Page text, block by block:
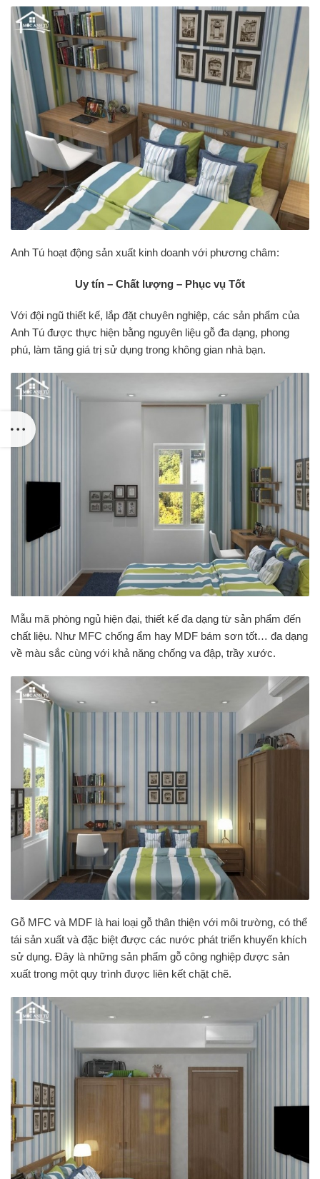
Anh Tú hoạt động sản xuất kinh doanh với phương châm:
Uy tín – Chất lượng – Phục vụ Tốt
Với đội ngũ thiết kế, lắp đặt chuyên nghiệp, các sản phẩm của
Anh Tú được thực hiện bằng nguyên liệu gỗ đa dạng, phong
phú, làm tăng giá trị sử dụng trong không gian nhà bạn.
Mẫu mã phòng ngủ hiện đại, thiết kế đa dạng từ sản phẩm đến
chất liệu. Như MFC chống ẩm hay MDF bám sơn tốt… đa dạng
về màu sắc cùng với khả năng chống va đập, trầy xước.
Gỗ MFC và MDF là hai loại gỗ thân thiện với môi trường, có thể
tái sản xuất và đặc biệt được các nước phát triển khuyến khích
sử dụng. Đây là những sản phẩm gỗ công nghiệp được sản
xuất trong một quy trình được liên kết chặt chẽ.